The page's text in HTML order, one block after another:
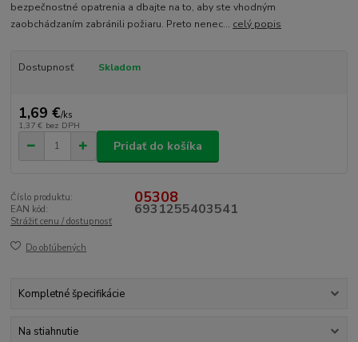
bezpečnostné opatrenia a dbajte na to, aby ste vhodným
zaobchádzaním zabránili požiaru. Preto nenec... celý popis
Dostupnosť Skladom
1,69 €/ks
1,37 € bez DPH
Pridať do košíka
Číslo produktu: 05308
EAN kód: 6931255403541
Strážiť cenu / dostupnosť
Do obľúbených
Kompletné špecifikácie
Na stiahnutie